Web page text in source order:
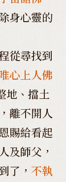
身心靈的
從尋找到
心上人佛
地、擋土
離不開人
賜給看起
及師父，
了， 不執